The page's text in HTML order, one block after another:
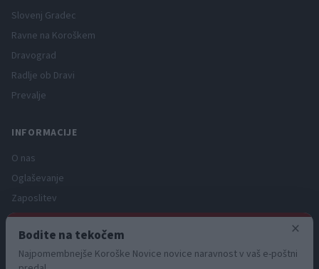
Slovenj Gradec
Ravne na Koroškem
Dravograd
Radlje ob Dravi
Prevalje
INFORMACIJE
O nas
Oglaševanje
Zaposlitev
Pravno obvestilo
Zasebnost in piškotki
Storitve
×
Bodite na tekočem
Najpomembnejše Koroške Novice novice naravnost v vaš e-poštni